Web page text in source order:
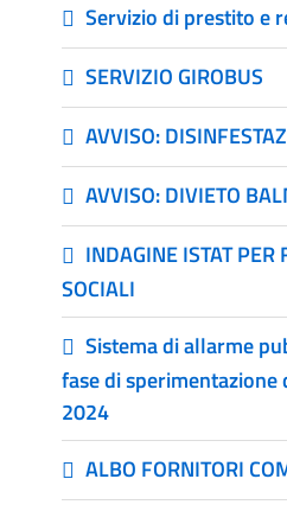
Servizio di prestito e
SERVIZIO GIROBUS
AVVISO:
AVVISO: DIVIETO
INDAGINE ISTAT PER
SOCIALI
Sistema di allarme
fase di sperimentazione
2024
ALBO FORNITORI